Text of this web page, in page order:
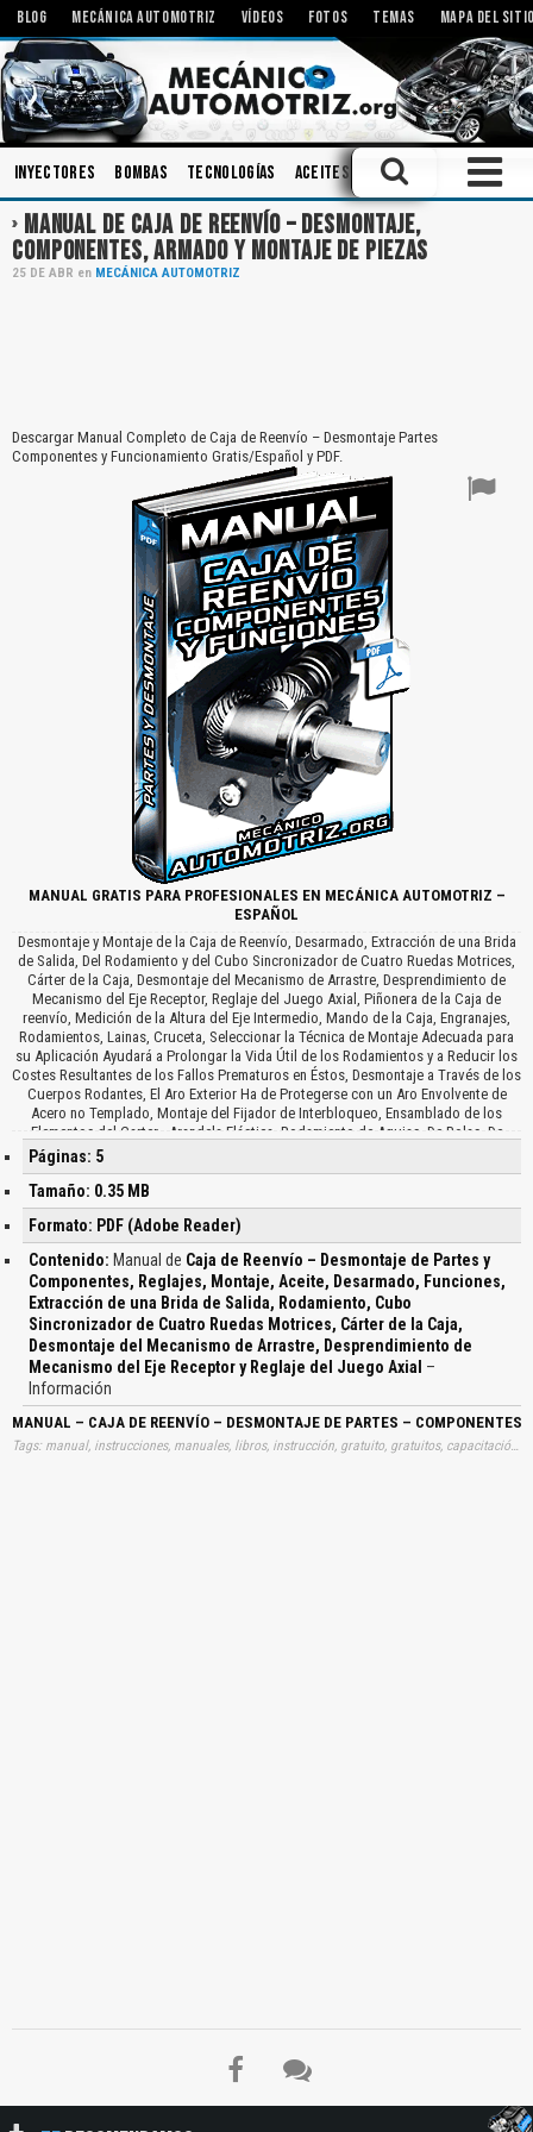
BLOG MECÁNICA AUTOMOTRIZ VÍDEOS FOTOS TEMAS MAPA DEL
Inyectores Bombas Tecnologías Aceites Herramientas
MANUAL DE CAJA DE REENVÍO – DESMONTAJE,
COMPONENTES, ARMADO Y MONTAJE DE PIEZAS
25 DE ABR en MECÁNICA AUTOMOTRIZ
Descargar Manual Completo de Caja de Reenvío – Desmontaje Partes
Componentes y Funcionamiento Gratis/Español y PDF.
MANUAL GRATIS PARA PROFESIONALES EN MECÁNICA AUTOMOTRIZ –
ESPAÑOL
Desmontaje y Montaje de la Caja de Reenvío, Desarmado, Extracción de una Brida
de Salida, Del Rodamiento y del Cubo Sincronizador de Cuatro Ruedas Motrices,
Cárter de la Caja, Desmontaje del Mecanismo de Arrastre, Desprendimiento de
Mecanismo del Eje Receptor, Reglaje del Juego Axial, Piñonera de la Caja de
reenvío, Medición de la Altura del Eje Intermedio, Mando de la Caja, Engranajes,
Rodamientos, Lainas, Cruceta, Seleccionar la Técnica de Montaje Adecuada para
su Aplicación Ayudará a Prolongar la Vida Útil de los Rodamientos y a Reducir los
Costes Resultantes de los Fallos Prematuros en Éstos, Desmontaje a Través de los
Cuerpos Rodantes, El Aro Exterior Ha de Protegerse con un Aro Envolvente de
Acero no Templado, Montaje del Fijador de Interbloqueo, Ensamblado de los
Elementos del Carter , Arandela Elástica, Rodamiento de Agujas, De Bolas, De
Rodillos, Toma de Movimiento Delantera, Piñón Motor de Toma de Movimiento,
Aplicar Producto Sellante, Unión de los Semicarteres de la Piñonera…
Páginas: 5
Tamaño: 0.35 MB
Formato: PDF (Adobe Reader)
Contenido: Manual de Caja de Reenvío – Desmontaje de Partes y
Componentes, Reglajes, Montaje, Aceite, Desarmado, Funciones,
Extracción de una Brida de Salida, Rodamiento, Cubo
Sincronizador de Cuatro Ruedas Motrices, Cárter de la Caja,
Desmontaje del Mecanismo de Arrastre, Desprendimiento de
Mecanismo del Eje Receptor y Reglaje del Juego Axial –
Información
MANUAL – CAJA DE REENVÍO – DESMONTAJE DE PARTES –
Tags: manual, instrucciones, manuales, libros, instrucción, gratuito, gratuitos, capacitación, entrenamiento, capacitaciones, información, datos, gratis, descargar, guías, guias, cajas, reenvios, desmontajes, partes, componentes, reglajes, montajes, aceites, desarmados, funciones, extracciones, bridas, salidas, rodamientos, cubos, sincronizadores, cuatros, ruedas, motrices, carter, cajas, desmontajes, mecanismos, arrastres, desprendimientos, mecanismos, ejes, receptores, reglajes, juegos, axiales, aprender, descargas